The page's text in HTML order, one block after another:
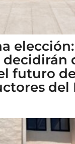
decidirán
futuro
del